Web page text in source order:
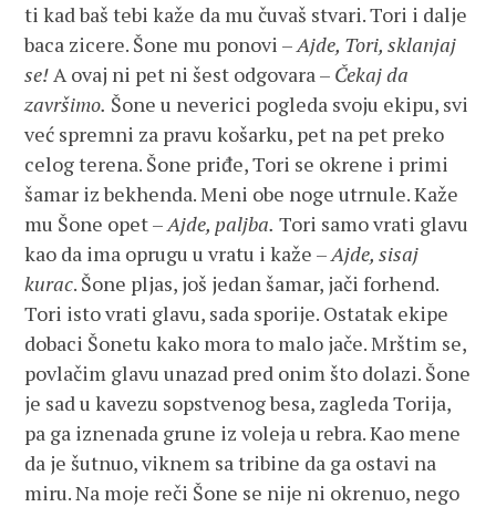
ti kad baš tebi kaže da mu čuvaš stvari. Tori i dalje
baca zicere. Šone mu ponovi –Ajde, Tori, sklanjaj
se!A ovaj ni pet ni šest odgovara – Čekaj da
završimo. Šone u neverici pogleda svoju ekipu, svi
već spremni za pravu košarku, pet na pet preko
celog terena. Šone priđe, Tori se okrene i primi
šamar iz bekhenda. Meni obe noge utrnule. Kaže
mu Šone opet –Ajde, paljba. Tori samo vrati glavu
kao da ima oprugu u vratu i kaže –Ajde, sisaj
kurac. Šone pljas, još jedan šamar, jači forhend.
Tori isto vrati glavu, sada sporije. Ostatak ekipe
dobaci Šonetu kako mora to malo jače. Mrštim se,
povlačim glavu unazad pred onim što dolazi. Šone
je sad u kavezu sopstvenog besa, zagleda Torija,
pa ga iznenada grune iz voleja u rebra. Kao mene
da je šutnuo, viknem sa tribine da ga ostavi na
miru. Na moje reči Šone se nije ni okrenuo, nego